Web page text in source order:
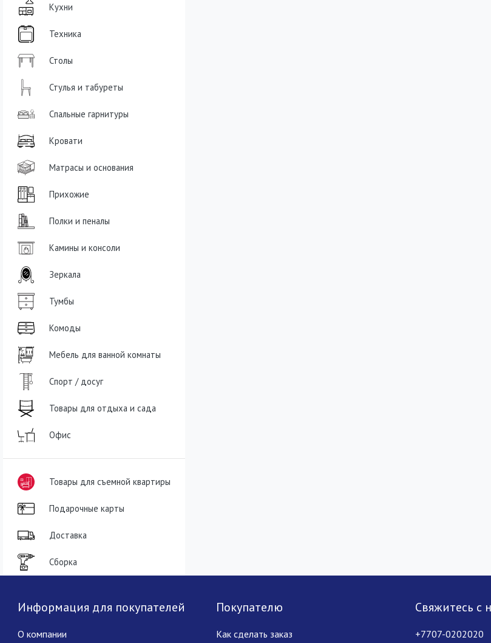
Кухни
Техника
Столы
Стулья и табуреты
Спальные гарнитуры
Кровати
Матрасы и основания
Прихожие
Полки и пеналы
Камины и консоли
Зеркала
Тумбы
Комоды
Мебель для ванной комнаты
Спорт / досуг
Товары для отдыха и сада
Офис
Товары для съемной квартиры
Подарочные карты
Доставка
Сборка
Информация для покупателей
О компании
Покупателю
Как сделать заказ
Свяжитесь с
+7707-0202020